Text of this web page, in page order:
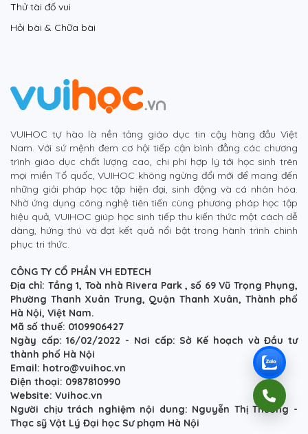
Thử tài đố vui
Hỏi bài & Chữa bài
VUIHOC tự hào là nền tảng giáo dục tin cậy hàng đầu Việt
Nam. Với sứ mệnh đem cơ hội tiếp cận bình đẳng các chương
trình giáo dục chất lượng cao, chi phí hợp lý tới học sinh trên
mọi miền Tổ quốc, VUIHOC không ngừng đổi mới để mang đến
những giải pháp học tập hiện đại, sinh động và cá nhân hóa.
Nhờ ứng dụng công nghệ tiên tiến cùng phương pháp học tập
hiệu quả, VUIHOC giúp học sinh tiếp thu kiến thức một cách dễ
dàng, hứng thú và đạt kết quả nổi bật trong hành trình chinh
phục tri thức.
CÔNG TY CỔ PHẦN VH EDTECH
Địa chỉ: Tầng 1, Toà nhà Rivera Park , số 69 Vũ Trọng Phụng,
Phường Thanh Xuân Trung, Quận Thanh Xuân, Thành phố
Hà Nội, Việt Nam.
Mã số thuế: 0109906427
Ngày cấp: 16/02/2022 - Nơi cấp: Sở Kế hoạch và Đầu tư
thành phố Hà Nội
Email: hotro@vuihoc.vn
Điện thoại: 0987810990
Website: Vuihoc.vn
Người chịu trách nghiệm nội dung: Nguyễn Thị Thương -
Thạc sỹ Vật Lý Đại học Sư phạm Hà Nội